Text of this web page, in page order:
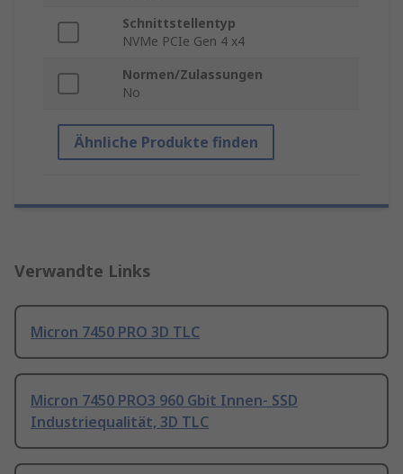
Schnittstellentyp
NVMe PCIe Gen 4 x4
Normen/Zulassungen
No
Ähnliche Produkte finden
Verwandte Links
Micron 7450 PRO 3D TLC
Micron 7450 PRO3 960 Gbit Innen- SSD
Industriequalität, 3D TLC